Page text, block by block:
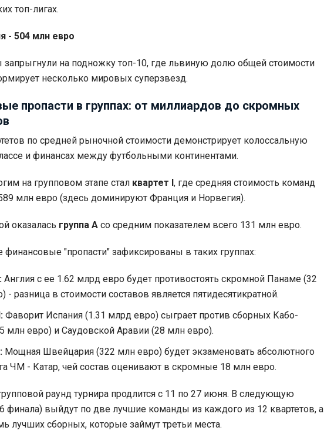
топ-лигах.
- 504 млн евро
на подножку топ-10, где львиную долю общей стоимости
несколько мировых суперзвезд.
пропасти в группах: от миллиардов до скромных
по средней рыночной стоимости демонстрирует колоссальную
и финансах между футбольными континентами.
на групповом этапе стал квартет I, где средняя стоимость команд
млн евро (здесь доминируют Франция и Норвегия).
оказалась группа А со средним показателем всего 131 млн евро.
"пропасти" зафиксированы в таких группах:
Англия с ее 1.62 млрд евро будет противостоять скромной Панаме (32
- разница в стоимости составов является пятидесятикратной.
Фаворит Испания (1.31 млрд евро) сыграет против сборных Кабо-
млн евро) и Саудовской Аравии (28 млн евро).
Мощная Швейцария (322 млн евро) будет экзаменовать абсолютного
ЧМ - Катар, чей состав оценивают в скромные 18 млн евро.
раунд турнира продлится с 11 по 27 июня. В следующую
финала) выйдут по две лучшие команды из каждого из 12 квартетов, а
лучших сборных, которые займут третьи места.